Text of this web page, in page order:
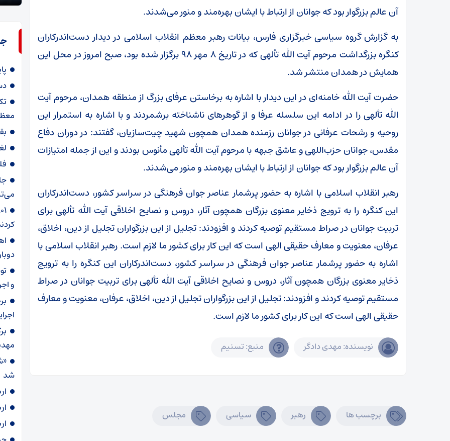
آن عالم بزرگوار بود که جوانان از ارتباط با ایشان بهره‌مند و منور می‌شدند.
به گزارش گروه سیاسی خبرگزاری فارس، بیانات رهبر معظم انقلاب اسلامی در دیدار دست‌اندرکاران
کنگره بزرگداشت مرحوم آیت الله تألهی که در تاریخ ۸ مهر ۹۸ برگزار شده بود، صبح امروز در محل این
همایش در همدان منتشر شد.
حضرت آیت الله خامنه‌ای در این دیدار با اشاره به برخاستن عرفای بزرگ از منطقه همدان، مرحوم آیت
الله تألهی را در ادامه این سلسله عرفا و از گوهرهای ناشناخته برشمردند و با اشاره به استمرار این
روحیه و رشحات عرفانی در جوانان رزمنده همدان همچون شهید چیت‌سازیان، گفتند: در دوران دفاع
مقدس، جوانان حزب‌اللهی و عاشق جبهه با مرحوم آیت الله تألهی مأنوس بودند و این از جمله امتیازات
آن عالم بزرگوار بود که جوانان از ارتباط با ایشان بهره‌مند و منور می‌شدند.
رهبر انقلاب اسلامی با اشاره به حضور پرشمار عناصر جوان فرهنگی در سراسر کشور، دست‌اندرکاران
این کنگره را به ترویج ذخایر معنوی بزرگان همچون آثار، دروس و نصایح اخلاقی آیت الله تألهی برای
تربیت جوانان در صراط مستقیم توصیه کردند و افزودند: تجلیل از این بزرگواران تجلیل از دین، اخلاق،
عرفان، معنویت و معارف حقیقی الهی است که این کار برای کشور ما لازم است. رهبر انقلاب اسلامی با
اشاره به حضور پرشمار عناصر جوان فرهنگی در سراسر کشور، دست‌اندرکاران این کنگره را به ترویج
ذخایر معنوی بزرگان همچون آثار، دروس و نصایح اخلاقی آیت الله تألهی برای تربیت جوانان در صراط
مستقیم توصیه کردند و افزودند: تجلیل از این بزرگواران تجلیل از دین، اخلاق، عرفان، معنویت و معارف
حقیقی الهی است که این کار برای کشور ما لازم است.
نویسنده: مهدی دادگر منبع: تسنیم
برچسب ها رهبر سیاسی مجلس
و
شد